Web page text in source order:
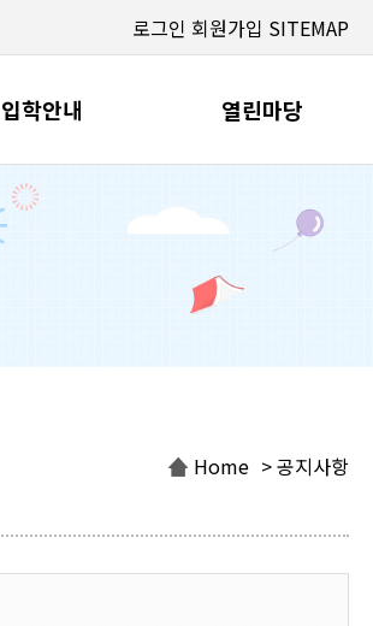
로그인 회원가입 SITEMAP
입학안내 열린마당
Home > 공지사항